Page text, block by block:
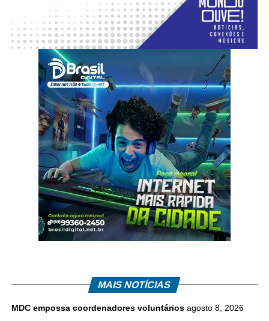
MAIS NOTÍCIAS
MDC empossa coordenadores voluntários agosto 8, 2026